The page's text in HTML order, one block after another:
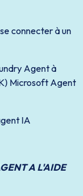
connecter à un
Agent à
Microsoft Agent
IA
A L'AIDE